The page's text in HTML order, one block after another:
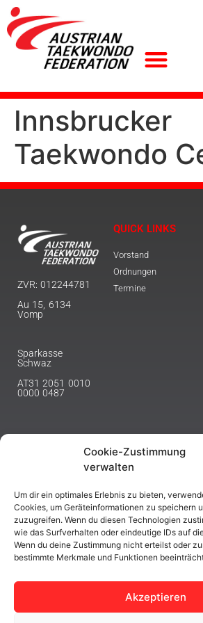
Cookie-Zustimmung
verwalten
Um dir ein optimales Erlebnis zu bieten,
Cookies, um Geräteinformationen zu speichern
zuzugreifen. Wenn du diesen Technologien
wie das Surfverhalten oder eindeutige IDs auf
Wenn du deine Zustimmung nicht erteilst oder
bestimmte Merkmale und Funktionen
Akzeptieren
Innsbrucker
Taekwondo
ZVR: 012244781
Au 15, 6134
Vomp
Sparkasse
Schwaz
AT31 2051 0010
0000 0487
QUICK LINKS
Vorstand
Ordnungen
Termine
ABONNIEREN